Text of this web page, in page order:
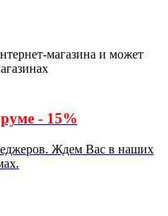
магазина и может
- 15%
Ждем Вас в наших